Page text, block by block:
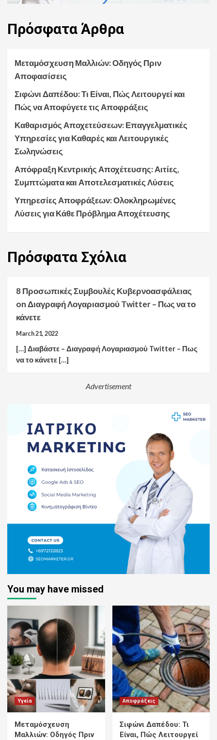
Πρόσφατα Άρθρα
Μεταμόσχευση Μαλλιών: Οδηγός Πριν
Αποφασίσεις
Σιφώνι Δαπέδου: Τι Είναι, Πώς Λειτουργεί και
Πώς να Αποφύγετε τις Αποφράξεις
Καθαρισμός Αποχετεύσεων: Επαγγελματικές
Υπηρεσίες για Καθαρές και Λειτουργικές
Σωληνώσεις
Απόφραξη Κεντρικής Αποχέτευσης: Αιτίες,
Συμπτώματα και Αποτελεσματικές Λύσεις
Υπηρεσίες Αποφράξεων: Ολοκληρωμένες
Λύσεις για Κάθε Πρόβλημα Αποχέτευσης
Πρόσφατα Σχόλια
8 Προσωπικές Συμβουλές Κυβερνοασφάλειας
onΔιαγραφή Λογαριασμού Twitter – Πως να το
κάνετε
March 21, 2022
[…] Διαβάστε – Διαγραφή Λογαριασμού Twitter – Πως
να το κάνετε […]
Advertisement
You may have missed
Υγεία
Μεταμόσχευση
Μαλλιών: Οδηγός Πριν
Αποφράξεις
Σιφώνι Δαπέδου: Τι
Είναι, Πώς Λειτουργεί